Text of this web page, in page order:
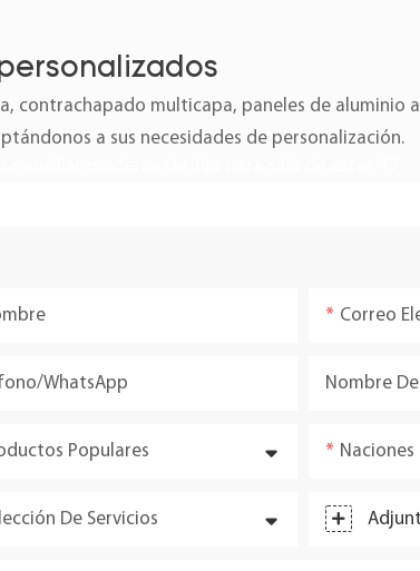
contrachapado multicapa, paneles de aluminio
a sus necesidades de personalización.
Correo
WhatsApp Nombre
Populares Naciones
De Servicios